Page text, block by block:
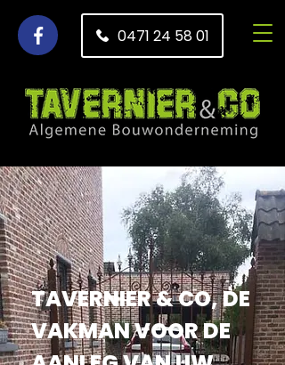
0471 24 58 01
TAVERNIER & CO, DE
VAKMAN VOOR DE